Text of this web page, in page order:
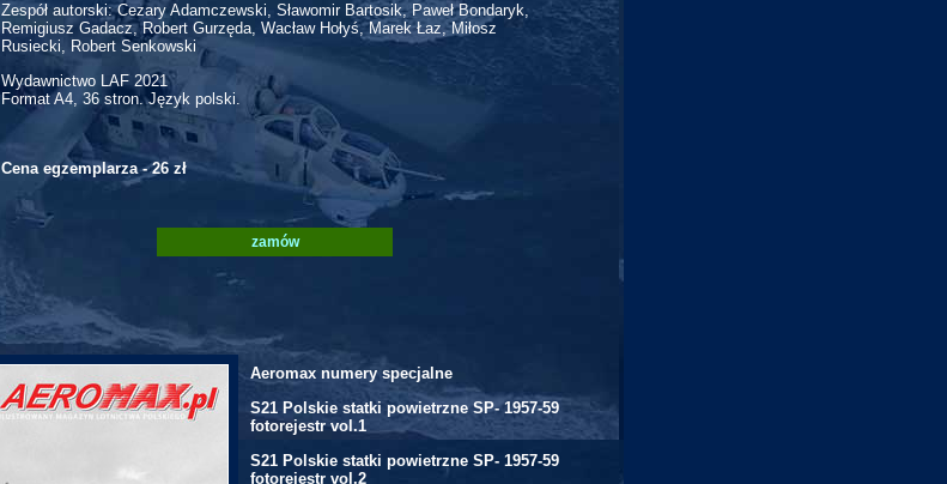
Zespół autorski: Cezary Adamczewski, Sławomir Bartosik, Paweł Bondaryk,
Remigiusz Gadacz, Robert Gurzęda, Wacław Hołyś, Marek Łaz, Miłosz
Rusiecki, Robert Senkowski
Wydawnictwo LAF 2021
Format A4, 36 stron. Język polski.
Cena egzemplarza - 26 zł
zamów
Aeromax numery specjalne
S21 Polskie statki powietrzne SP- 1957-59
fotorejestr vol.1
S21 Polskie statki powietrzne SP- 1957-59
fotorejestr vol.2